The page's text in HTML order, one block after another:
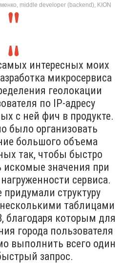
middle developer (backend), KION
интересных моих
микросервиса
геолокации
по IP-адресу
с ней фич в продукте.
было организовать
большого объема
так, чтобы быстро
искомые значения при
сервиса.
придумали структуру
таблицами
благодаря которым для
города пользователя
выполнить всего один
запрос.